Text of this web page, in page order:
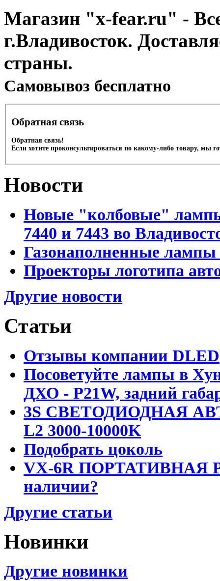
Магазин "x-fear.ru" -
г.Владивосток.
страны.
Cамовывоз бесплатно
Обратная связь
Обратная связь!
Если хотите проконсультироваться по какому-либо товару, мы
Новости
Новые "колбовые"
7440 и 7443 во
Газонаполненные лампы
Проекторы логотипа
Другие новости
Статьи
Отзывы компании DLED
Посоветуйте лампы в
ДХО - P21W, задний
3S СВЕТОДИОДНАЯ
L2 3000-10000K
Подобрать цоколь
VX-6R ПОРТАТИВНАЯ
наличии?
Другие статьи
Новинки
Другие новинки